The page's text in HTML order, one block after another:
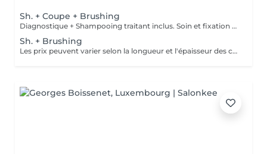
Sh. + Coupe + Brushing
Diagnostique + Shampooing traitant inclus. Soin et fixation en supplément. Les prix peuvent varier selon la longueur et l'épaisseur des cheveux.
Sh. + Brushing
Les prix peuvent varier selon la longueur et l'épaisseur des cheveux.